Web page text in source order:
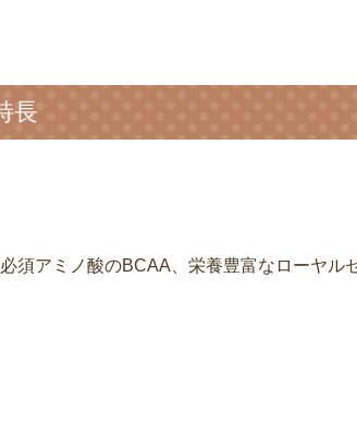
長
須アミノ酸のBCAA、栄養豊富なローヤル